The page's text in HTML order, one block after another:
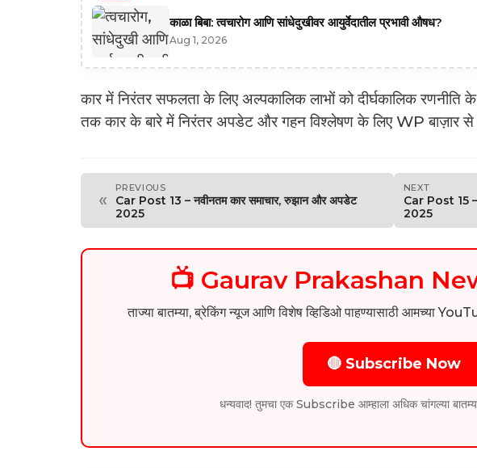
काळा बिबा: त्वचारोग आणि सांधेदुखीवर आयुर्वेदातील प्रभावी औषध?
Aug 1, 2026
कार में निरंतर सफलता के लिए अल्पकालिक लाभों को दीर्घकालिक
तक कार के बारे में निरंतर अपडेट और गहन विश्लेषण के लिए WP बाज़ार
«
PREVIOUS
Car Post 13 – नवीनतम कार समाचार, रुझान और अपडेट
2025
NEXT
Car Post 15 –
2025
📺 Gaurav Prakashan
ताज्या बातम्या, ब्रेकिंग न्यूज आणि विशेष व्हिडिओ पाहण्यासाठी आमच्या
🔴 Subscribe Now
धन्यवाद! तुमचा एक Subscribe आम्हाला अधिक चांगल्या बातम्या